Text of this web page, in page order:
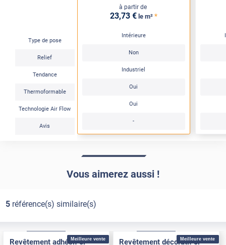
Type de pose
Relief
Tendance
Thermoformable
Technologie Air Flow
Avis
à partir de
23,73 € le m² *
Intérieure
Non
Industriel
Oui
Oui
-
Vous aimerez aussi !
5référence(s) similaire(s)
Meilleure vente
Revêtement adhésif or Meilleure vente
Revêtement décoratif or